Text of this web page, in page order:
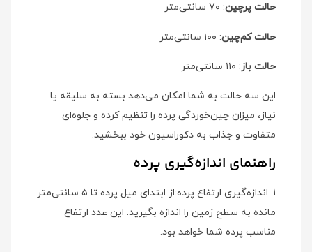
حالت پرچین: ۷۰ سانتی‌متر
حالت کم‌چین: ۱۰۰ سانتی‌متر
حالت باز: ۱۱۰ سانتی‌متر
این سه حالت به شما امکان می‌دهد بسته به سلیقه یا
نیاز، میزان چین‌خوردگی پرده را تنظیم کرده و جلوه‌ای
متفاوت و جذاب به دکوراسیون خود ببخشید.
راهنمای اندازه‌گیری پرده
۱. اندازه‌گیری ارتفاع پرده:از ابتدای میل پرده تا ۵ سانتی‌متر
مانده به سطح زمین را اندازه بگیرید. این عدد ارتفاع
مناسب پرده شما خواهد بود.